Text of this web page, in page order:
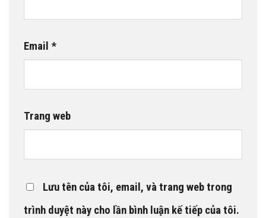
Email *
Trang web
Lưu tên của tôi, email, và trang web trong
trình duyệt này cho lần bình luận kế tiếp của tôi.